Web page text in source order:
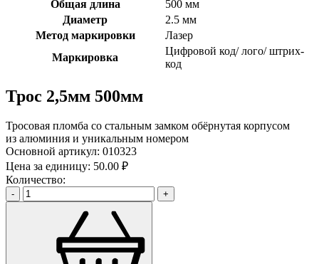
Общая длина
500 мм
Диаметр
2.5 мм
Метод маркировки
Лазер
Маркировка
Цифровой код/ лого/ штрих-
код
Трос 2,5мм 500мм
Тросовая пломба со стальным замком обёрнутая корпусом
из алюминия и уникальным номером
Основной артикул: 010323
Цена за единицу: 50.00 ₽
Количество:
- +